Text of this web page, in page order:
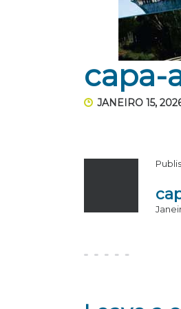
capa-
JANEIRO 15,